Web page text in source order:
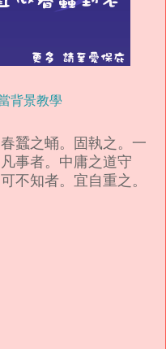
背景教學
蠶之蛹。固執之。一
事者。中庸之道守
不知者。宜自重之。